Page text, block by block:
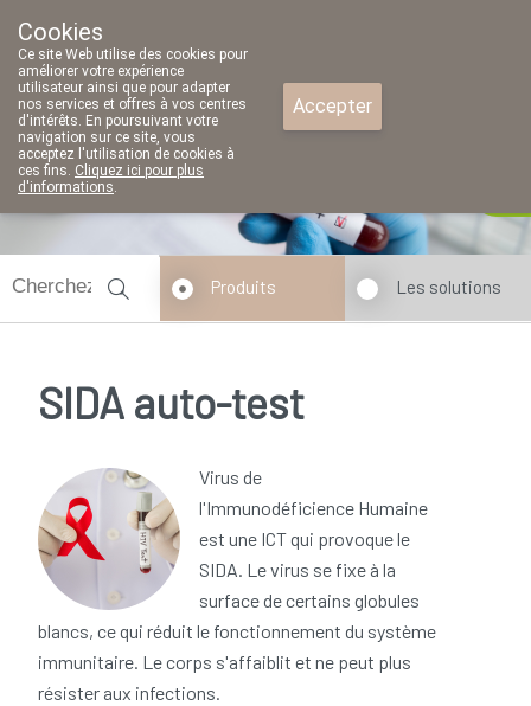
Produits Les solutions
SIDA auto-test
Virus de
l'Immunodéficience Humaine
est une ICT qui provoque le
SIDA. Le virus se fixe à la
surface de certains globules
blancs, ce qui réduit le fonctionnement du système
immunitaire. Le corps s'affaiblit et ne peut plus
résister aux infections.
Cookies
Ce site Web utilise des cookies pour
améliorer votre expérience
utilisateur ainsi que pour adapter
nos services et offres à vos centres
d'intérêts. En poursuivant votre
navigation sur ce site, vous
acceptez l'utilisation de cookies à
ces fins. Cliquez ici pour plus
d'informations.
Accepter